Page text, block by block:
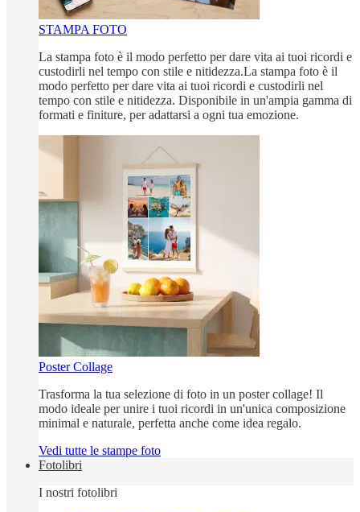
STAMPA FOTO
La stampa foto è il modo perfetto per dare vita ai tuoi ricordi e
custodirli nel tempo con stile e nitidezza.La stampa foto è il
modo perfetto per dare vita ai tuoi ricordi e custodirli nel
tempo con stile e nitidezza. Disponibile in un'ampia gamma di
formati e finiture, per adattarsi a ogni tua emozione.
Poster Collage
Trasforma la tua selezione di foto in un poster collage! Il
modo ideale per unire i tuoi ricordi in un'unica composizione
minimal e naturale, perfetta anche come idea regalo.
Vedi tutte le stampe foto
Fotolibri
I nostri fotolibri